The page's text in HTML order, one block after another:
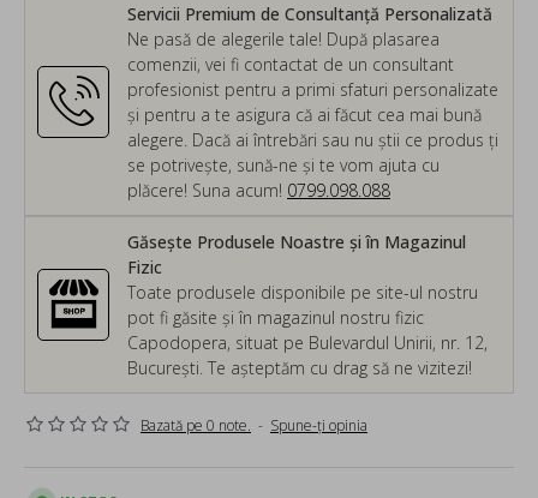
Servicii Premium de Consultanță Personalizată
Ne pasă de alegerile tale! După plasarea
comenzii, vei fi contactat de un consultant
profesionist pentru a primi sfaturi personalizate
și pentru a te asigura că ai făcut cea mai bună
alegere. Dacă ai întrebări sau nu știi ce produs ți
se potrivește, sună-ne și te vom ajuta cu
plăcere! Suna acum! 0799.098.088
Găsește Produsele Noastre și în Magazinul
Fizic
Toate produsele disponibile pe site-ul nostru
pot fi găsite și în magazinul nostru fizic
Capodopera, situat pe Bulevardul Unirii, nr. 12,
București. Te așteptăm cu drag să ne vizitezi!
Bazată pe 0 note. - Spune-ţi opinia